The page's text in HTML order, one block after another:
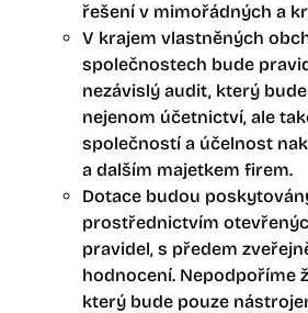
řešení v mimořádných a
V krajem vlastněných
společnostech bude
nezávislý audit, který
nejenom účetnictví, ale
společností a účelnost
a dalším majetkem firem.
Dotace budou
prostřednictvím
pravidel, s předem
hodnocení. Nepodpoříme
který bude pouze